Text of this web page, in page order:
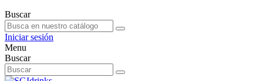
Buscar
Iniciar sesión
Menu
Buscar